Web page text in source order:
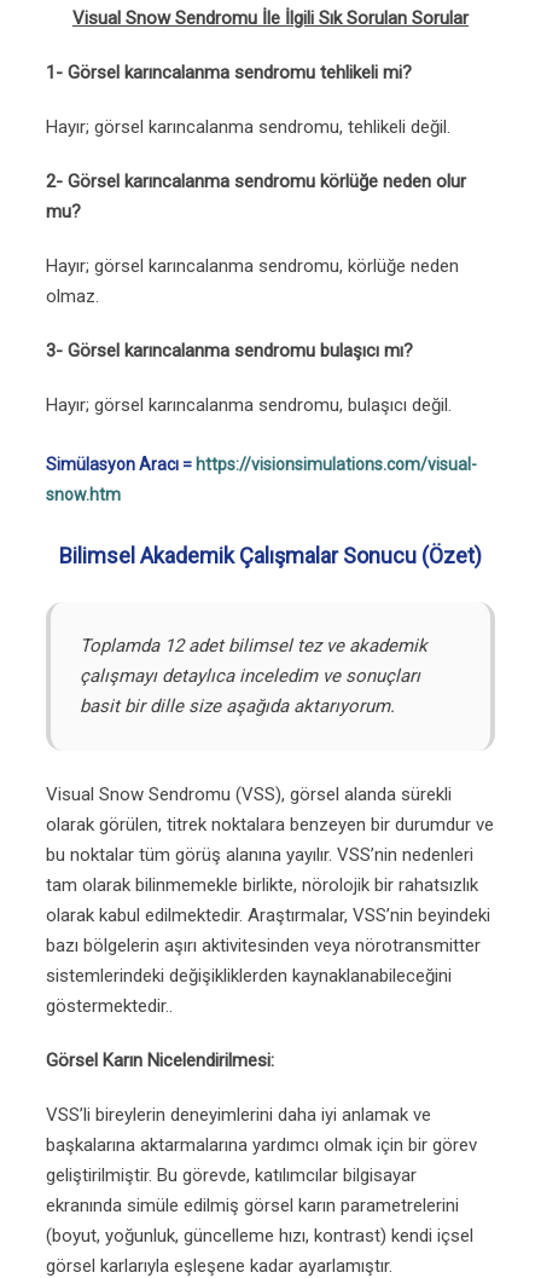
Visual Snow Sendromu İle İlgili Sık Sorulan Sorular
1- Görsel karıncalanma sendromu tehlikeli mi?
Hayır; görsel karıncalanma sendromu, tehlikeli değil.
2- Görsel karıncalanma sendromu körlüğe neden olur
mu?
Hayır; görsel karıncalanma sendromu, körlüğe neden
olmaz.
3- Görsel karıncalanma sendromu bulaşıcı mı?
Hayır; görsel karıncalanma sendromu, bulaşıcı değil.
Simülasyon Aracı = https://visionsimulations.com/visual-
snow.htm
Bilimsel Akademik Çalışmalar Sonucu (Özet)
Toplamda 12 adet bilimsel tez ve akademik
çalışmayı detaylıca inceledim ve sonuçları
basit bir dille size aşağıda aktarıyorum.
Visual Snow Sendromu (VSS), görsel alanda sürekli
olarak görülen, titrek noktalara benzeyen bir durumdur ve
bu noktalar tüm görüş alanına yayılır. VSS’nin nedenleri
tam olarak bilinmemekle birlikte, nörolojik bir rahatsızlık
olarak kabul edilmektedir. Araştırmalar, VSS’nin beyindeki
bazı bölgelerin aşırı aktivitesinden veya nörotransmitter
sistemlerindeki değişikliklerden kaynaklanabileceğini
göstermektedir..
Görsel Karın Nicelendirilmesi:
VSS’li bireylerin deneyimlerini daha iyi anlamak ve
başkalarına aktarmalarına yardımcı olmak için bir görev
geliştirilmiştir. Bu görevde, katılımcılar bilgisayar
ekranında simüle edilmiş görsel karın parametrelerini
(boyut, yoğunluk, güncelleme hızı, kontrast) kendi içsel
görsel karlarıyla eşleşene kadar ayarlamıştır.